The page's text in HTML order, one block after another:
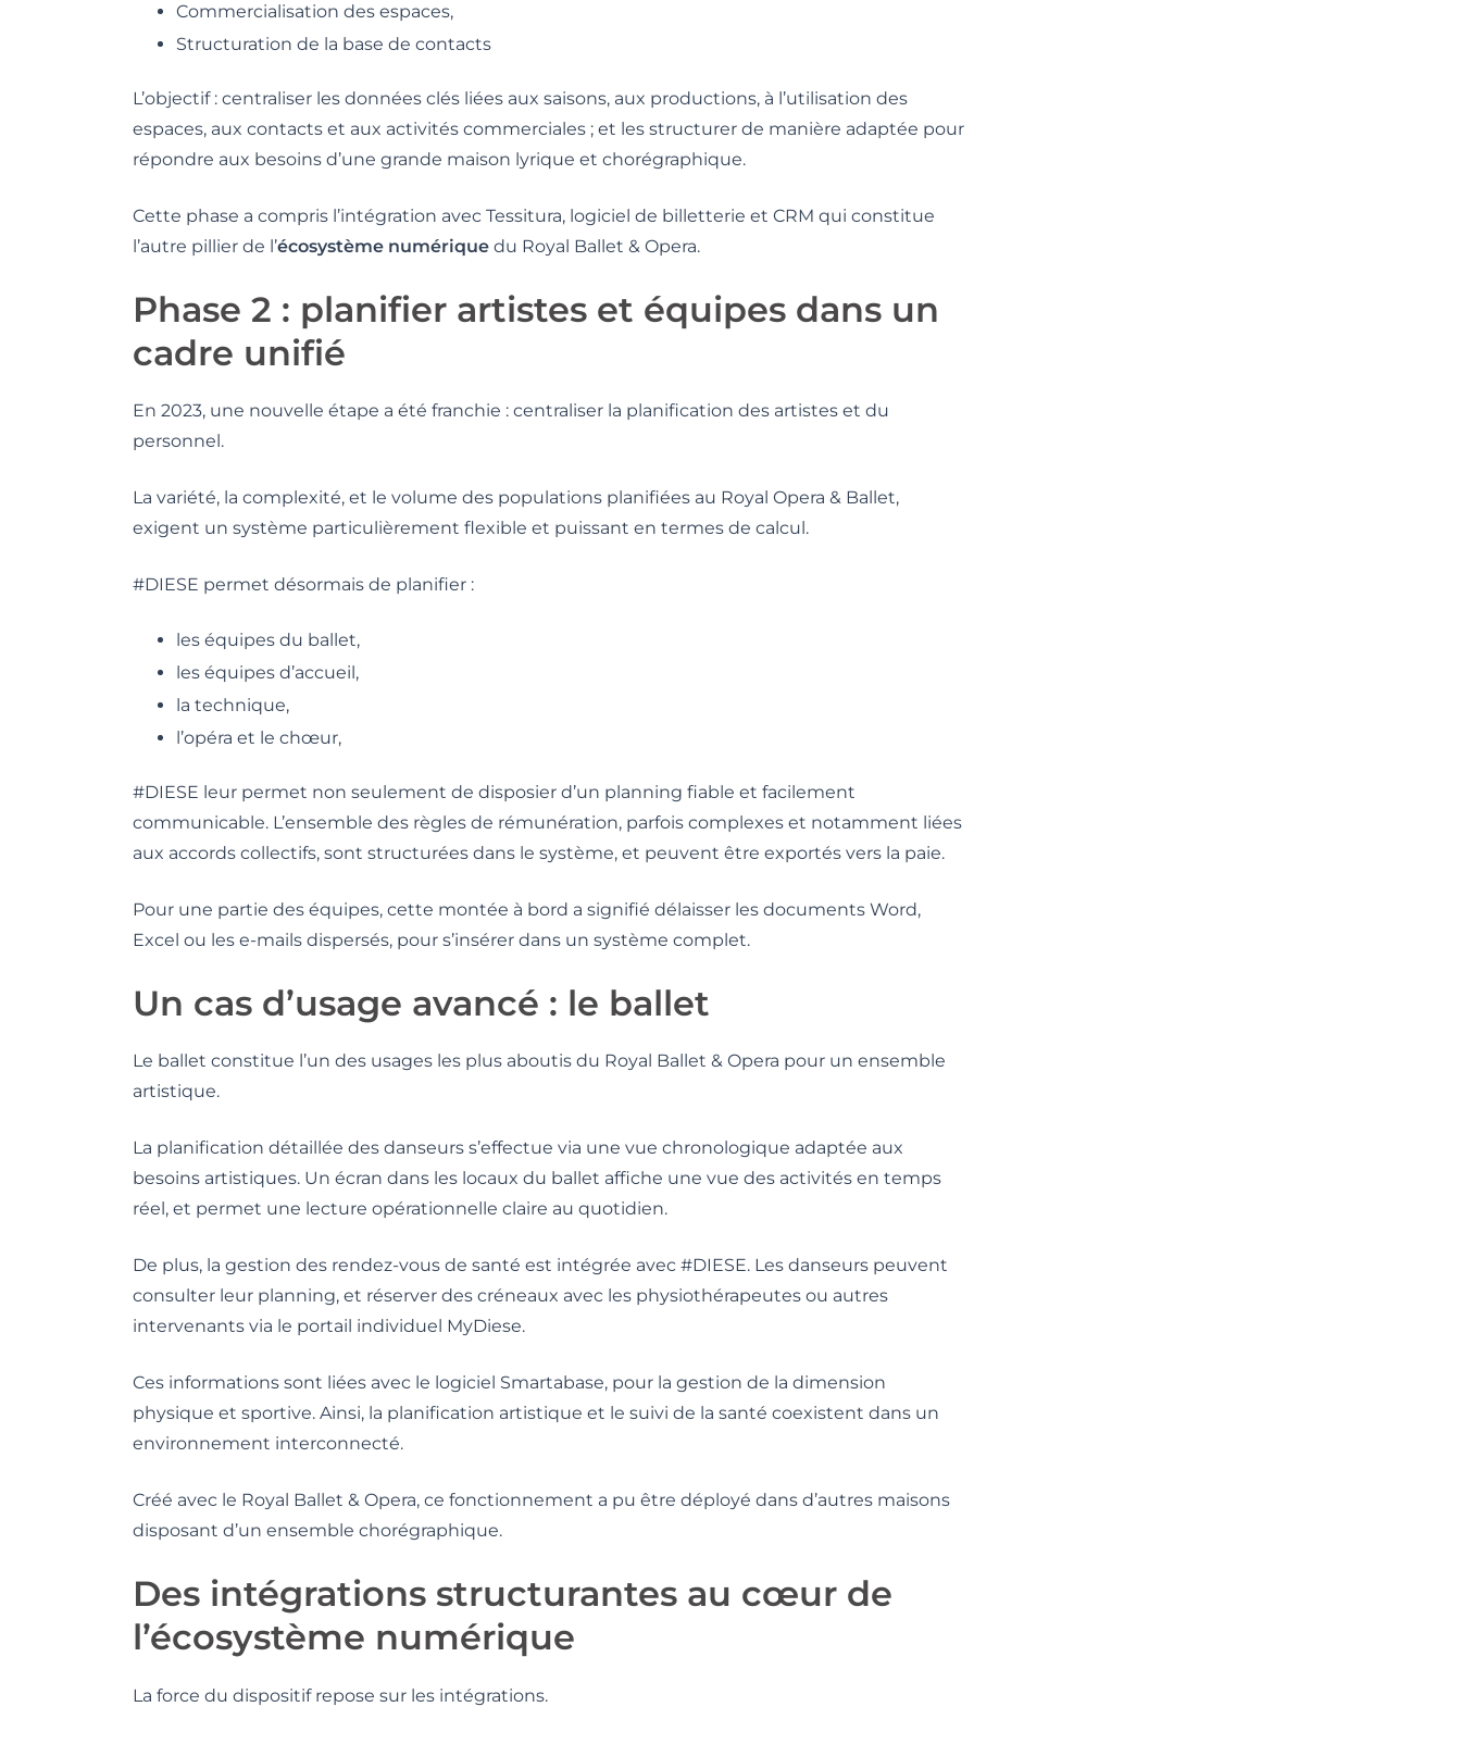
Commercialisation des espaces,
Structuration de la base de contacts
L’objectif : centraliser les données clés liées aux saisons, aux productions, à l’utilisation des
espaces, aux contacts et aux activités commerciales ; et les structurer de manière adaptée pour
répondre aux besoins d’une grande maison lyrique et chorégraphique.
Cette phase a compris l’intégration avec Tessitura, logiciel de billetterie et CRM qui constitue
l’autre pillier de l’écosystème numérique du Royal Ballet & Opera.
Phase 2 : planifier artistes et équipes dans un
cadre unifié
En 2023, une nouvelle étape a été franchie : centraliser la planification des artistes et du
personnel.
La variété, la complexité, et le volume des populations planifiées au Royal Opera & Ballet,
exigent un système particulièrement flexible et puissant en termes de calcul.
#DIESE permet désormais de planifier :
les équipes du ballet,
les équipes d’accueil,
la technique,
l’opéra et le chœur,
#DIESE leur permet non seulement de disposier d’un planning fiable et facilement
communicable. L’ensemble des règles de rémunération, parfois complexes et notamment liées
aux accords collectifs, sont structurées dans le système, et peuvent être exportés vers la paie.
Pour une partie des équipes, cette montée à bord a signifié délaisser les documents Word,
Excel ou les e-mails dispersés, pour s’insérer dans un système complet.
Un cas d’usage avancé : le ballet
Le ballet constitue l’un des usages les plus aboutis du Royal Ballet & Opera pour un ensemble
artistique.
La planification détaillée des danseurs s’effectue via une vue chronologique adaptée aux
besoins artistiques. Un écran dans les locaux du ballet affiche une vue des activités en temps
réel, et permet une lecture opérationnelle claire au quotidien.
De plus, la gestion des rendez-vous de santé est intégrée avec #DIESE. Les danseurs peuvent
consulter leur planning, et réserver des créneaux avec les physiothérapeutes ou autres
intervenants via le portail individuel MyDiese.
Ces informations sont liées avec le logiciel Smartabase, pour la gestion de la dimension
physique et sportive. Ainsi, la planification artistique et le suivi de la santé coexistent dans un
environnement interconnecté.
Créé avec le Royal Ballet & Opera, ce fonctionnement a pu être déployé dans d’autres maisons
disposant d’un ensemble chorégraphique.
Des intégrations structurantes au cœur de
l’écosystème numérique
La force du dispositif repose sur les intégrations.